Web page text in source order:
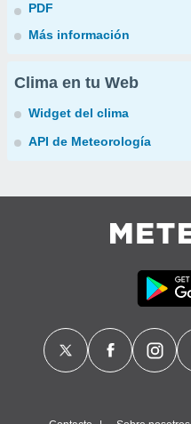
PDF
Más información
Clima en tu Web
Widget del clima
API de Meteorología